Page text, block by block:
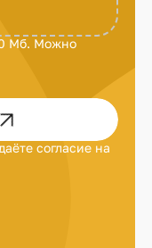
Мб. Можно
согласие на